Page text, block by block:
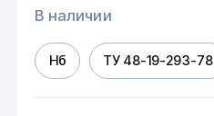
В наличии
Нб ТУ 48-19-293-78